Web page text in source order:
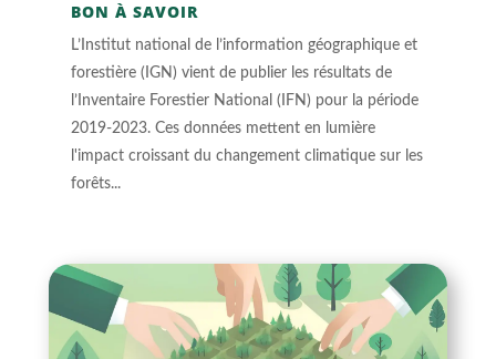
BON À SAVOIR
L’Institut national de l’information géographique et
forestière (IGN) vient de publier les résultats de
l’Inventaire Forestier National (IFN) pour la période
2019-2023. Ces données mettent en lumière
l'impact croissant du changement climatique sur les
forêts...